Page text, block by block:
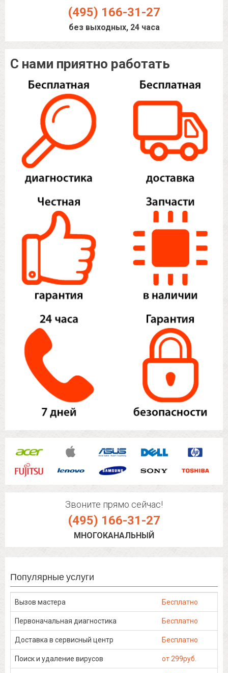
(495) 166-31-27
без выходных, 24 часа
С нами приятно работать
Звоните прямо сейчас!
(495) 166-31-27
МНОГОКАНАЛЬНЫЙ
Популярные услуги
Вызов мастера Бесплатно
Первоначальная диагностика Бесплатно
Доставка в сервисный центр Бесплатно
Поиск и удаление вирусов от 299руб.